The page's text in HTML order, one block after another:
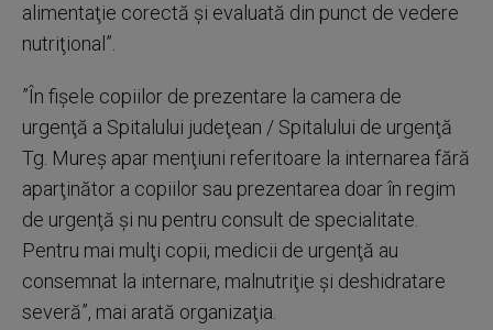
alimentaţie corectă şi evaluată din punct de vedere
nutriţional”.
”În fişele copiilor de prezentare la camera de
urgenţă a Spitalului judeţean / Spitalului de urgenţă
Tg. Mureş apar menţiuni referitoare la internarea fără
aparţinător a copiilor sau prezentarea doar în regim
de urgenţă şi nu pentru consult de specialitate.
Pentru mai mulţi copii, medicii de urgenţă au
consemnat la internare, malnutriţie şi deshidratare
severă”, mai arată organizaţia.